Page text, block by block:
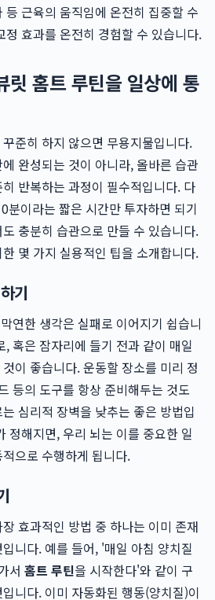
등 근육의 움직임에 온전히 집중할 수
정 효과를 온전히 경험할 수 있습니다.
릿 홈트 루틴을 일상에 통
준히 하지 않으면 무용지물입니다.
완성되는 것이 아니라, 올바른 습관
반복하는 과정이 필수적입니다. 다
분이라는 짧은 시간만 투자하면 되기
충분히 습관으로 만들 수 있습니다.
몇 가지 실용적인 팁을 소개합니다.
기
연한 생각은 실패로 이어지기 쉽습니
혹은 잠자리에 들기 전과 같이 매일
이 좋습니다. 운동할 장소를 미리 정
등의 도구를 항상 준비해두는 것도
심리적 장벽을 낮추는 좋은 방법입
정해지면, 우리 뇌는 이를 중요한 일
으로 수행하게 됩니다.
효과적인 방법 중 하나는 이미 존재
니다. 예를 들어, '매일 아침 양치질
서 홈트 루틴을 시작한다'와 같이 구
니다. 이미 자동화된 행동(양치질)이